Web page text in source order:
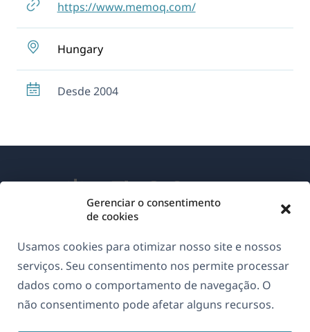
Gerenciar o consentimento
de cookies
Usamos cookies para otimizar nosso site e nossos
serviços. Seu consentimento nos permite processar
dados como o comportamento de navegação. O
não consentimento pode afetar alguns recursos.
https://www.memoq.com/
Hungary
Desde 2004
GDPR & Política de Privacidade
Junte-se à nossa equipe(abre
em
(abre